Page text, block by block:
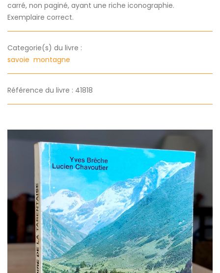
carré, non paginé, ayant une riche iconographie.
Exemplaire correct.
Categorie(s) du livre :
savoie montagne
Référence du livre : 41818